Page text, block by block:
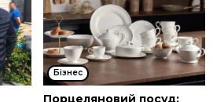
Бізнес
Порцеляновий посуд: